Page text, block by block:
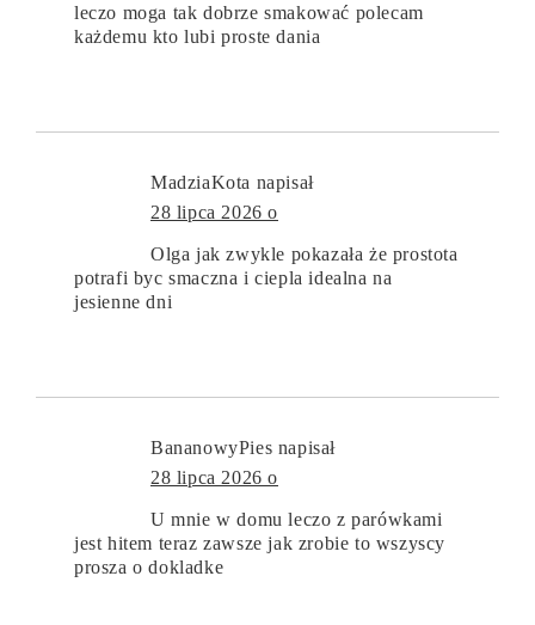
leczo moga tak dobrze smakować polecam
każdemu kto lubi proste dania
MadziaKota napisał
28 lipca 2026 o
Olga jak zwykle pokazała że prostota
potrafi byc smaczna i ciepla idealna na
jesienne dni
BananowyPies napisał
28 lipca 2026 o
U mnie w domu leczo z parówkami
jest hitem teraz zawsze jak zrobie to wszyscy
prosza o dokladke